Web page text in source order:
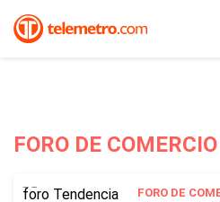
FORO DE
FORO DE